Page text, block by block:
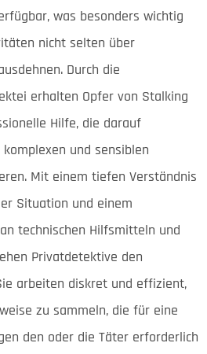
was besonders wichtig
nicht selten über
Durch die
erhalten Opfer von Stalking
Hilfe, die darauf
und sensiblen
Mit einem tiefen Verständnis
Situation und einem
technischen Hilfsmitteln und
Privatdetektive den
arbeiten diskret und effizient,
zu sammeln, die für eine
den oder die Täter erforderlich